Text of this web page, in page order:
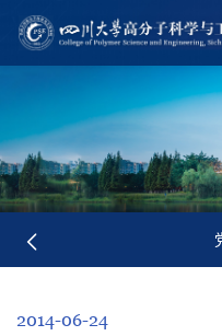
2014-06-24